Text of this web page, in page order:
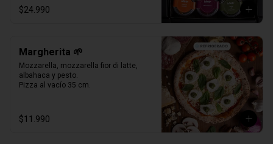
pistacho y una exquisita crema de
pistacho.
$24.990
Margherita 🌱
Mozzarella, mozzarella fior di latte,
albahaca y pesto.
Pizza al vacío 35 cm.
$11.990